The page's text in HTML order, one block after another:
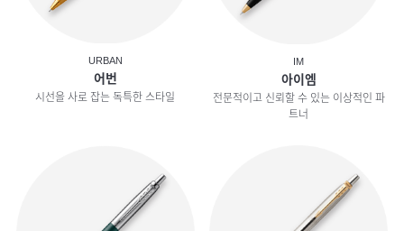
URBAN
어번
시선을 사로 잡는 독특한 스타일
IM
아이엠
전문적이고 신뢰할 수 있는 이상적인 파
트너